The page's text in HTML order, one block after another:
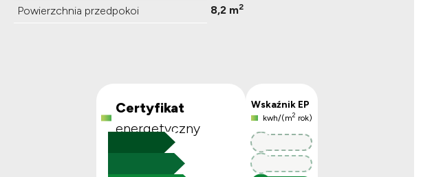
Powierzchnia przedpokoi
8,2 m2
Certyfikat
energetyczny
Wskaźnik EP
kwh/(m2 rok)